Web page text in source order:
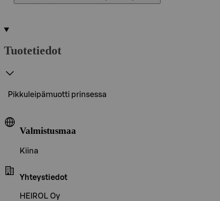
Tuotetiedot
Pikkuleipämuotti prinsessa
Valmistusmaa
Kiina
Yhteystiedot
HEIROL Oy